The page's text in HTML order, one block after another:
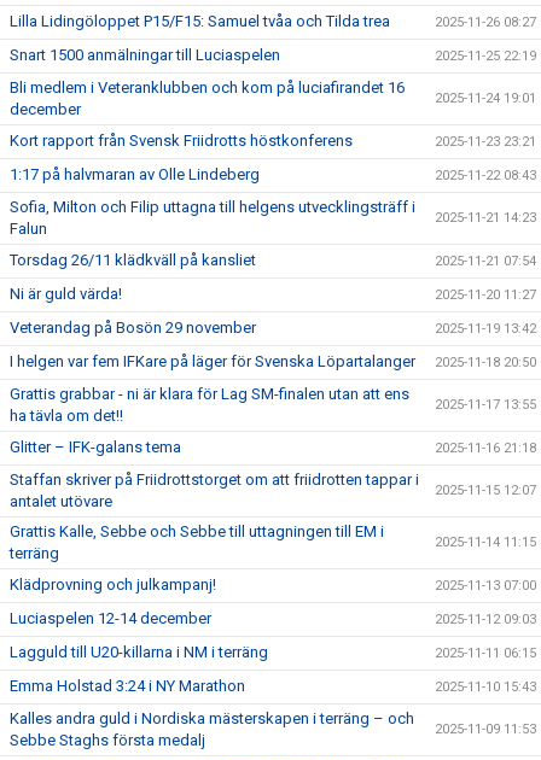
Lilla Lidingöloppet P15/F15: Samuel tvåa och Tilda trea 2025-11-26 08:27
Snart 1500 anmälningar till Luciaspelen 2025-11-25 22:19
Bli medlem i Veteranklubben och kom på luciafirandet 16
december
2025-11-24 19:01
Kort rapport från Svensk Friidrotts höstkonferens 2025-11-23 23:21
1:17 på halvmaran av Olle Lindeberg 2025-11-22 08:43
Sofia, Milton och Filip uttagna till helgens utvecklingsträff i
Falun
2025-11-21 14:23
Torsdag 26/11 klädkväll på kansliet 2025-11-21 07:54
Ni är guld värda! 2025-11-20 11:27
Veterandag på Bosön 29 november 2025-11-19 13:42
I helgen var fem IFKare på läger för Svenska Löpartalanger 2025-11-18 20:50
Grattis grabbar - ni är klara för Lag SM-finalen utan att ens
ha tävla om det!!
2025-11-17 13:55
Glitter – IFK-galans tema 2025-11-16 21:18
Staffan skriver på Friidrottstorget om att friidrotten tappar i
antalet utövare
2025-11-15 12:07
Grattis Kalle, Sebbe och Sebbe till uttagningen till EM i
terräng
2025-11-14 11:15
Klädprovning och julkampanj! 2025-11-13 07:00
Luciaspelen 12-14 december 2025-11-12 09:03
Lagguld till U20-killarna i NM i terräng 2025-11-11 06:15
Emma Holstad 3:24 i NY Marathon 2025-11-10 15:43
Kalles andra guld i Nordiska mästerskapen i terräng – och
Sebbe Staghs första medalj
2025-11-09 11:53